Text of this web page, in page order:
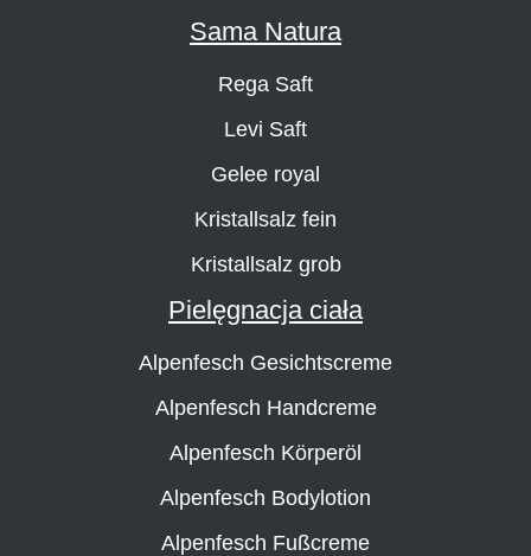
Sama Natura
Rega Saft
Levi Saft
Gelee royal
Kristallsalz fein
Kristallsalz grob
Pielęgnacja ciała
Alpenfesch Gesichtscreme
Alpenfesch Handcreme
Alpenfesch Körperöl
Alpenfesch Bodylotion
Alpenfesch Fußcreme